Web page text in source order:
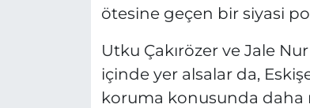
ötesine geçen bir siyasi
Utku Çakırözer ve Jale
içinde yer alsalar da,
koruma konusunda daha